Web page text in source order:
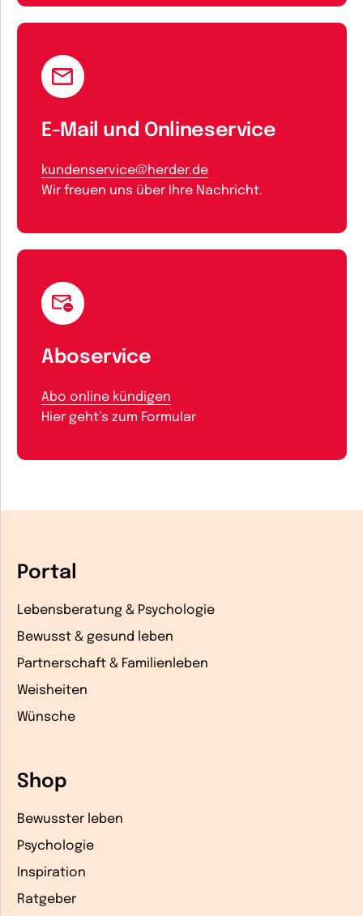
E-Mail und Onlineservice
kundenservice@herder.de
Wir freuen uns über Ihre Nachricht.
Aboservice
Abo online kündigen
Hier geht’s zum Formular
Portal
Lebensberatung & Psychologie
Bewusst & gesund leben
Partnerschaft & Familienleben
Weisheiten
Wünsche
Shop
Bewusster leben
Psychologie
Inspiration
Ratgeber